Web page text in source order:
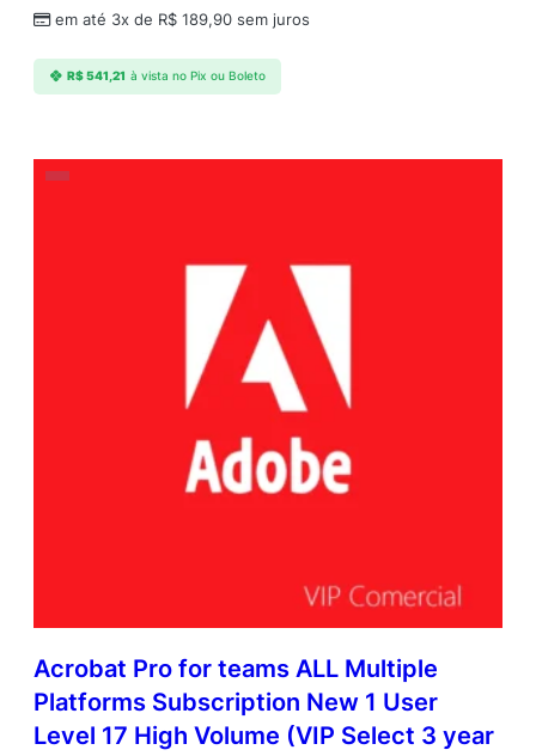
em até 3x de R$ 189,90 sem juros
R$541,21 à vista no Pix ou Boleto
Acrobat Pro for teams ALL Multiple
Platforms Subscription New 1 User
Level 17 High Volume (VIP Select 3 year